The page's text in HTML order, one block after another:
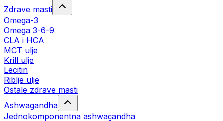
Zdrave masti
Omega-3
Omega 3-6-9
CLA i HCA
MCT ulje
Krill ulje
Lecitin
Riblje ulje
Ostale zdrave masti
Ashwagandha
Jednokomponentna ashwagandha